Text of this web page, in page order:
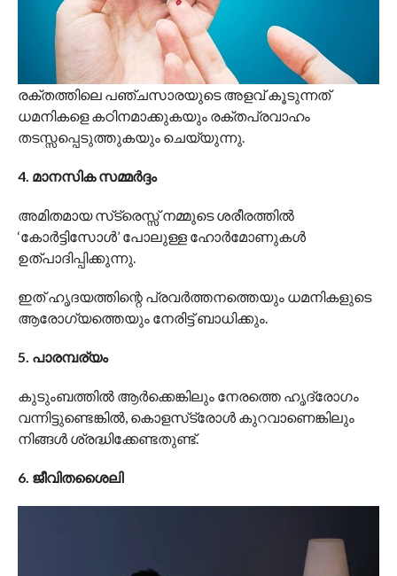
രക്തത്തിലെ പഞ്ചസാരയുടെ അളവ് കൂടുന്നത്
ധമനികളെ കഠിനമാക്കുകയും രക്തപ്രവാഹം
തടസ്സപ്പെടുത്തുകയും ചെയ്യുന്നു.
4. മാനസിക സമ്മർദ്ദം